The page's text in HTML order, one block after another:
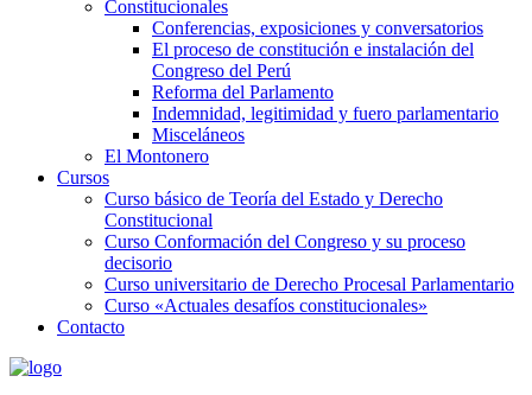
Constitucionales
Conferencias, exposiciones y conversatorios
El proceso de constitución e instalación del
Congreso del Perú
Reforma del Parlamento
Indemnidad, legitimidad y fuero parlamentario
Misceláneos
El Montonero
Cursos
Curso básico de Teoría del Estado y Derecho
Constitucional
Curso Conformación del Congreso y su proceso
decisorio
Curso universitario de Derecho Procesal Parlamentario
Curso «Actuales desafíos constitucionales»
Contacto